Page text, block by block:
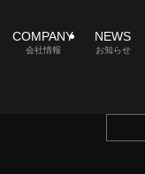
COMPANY
会社情報
NEWS
お知らせ